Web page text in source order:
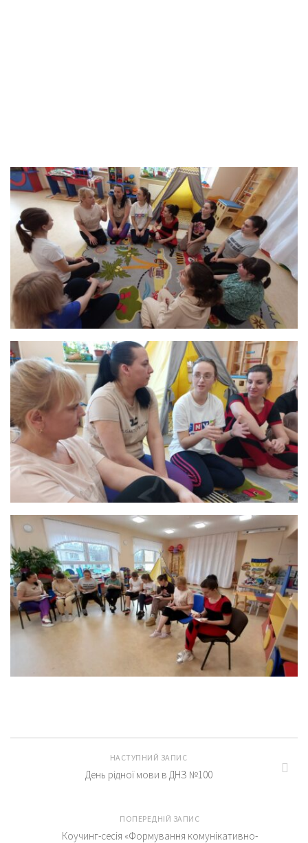
НАСТУПНИЙ ЗАПИС
День рідної мови в ДНЗ №100
ПОПЕРЕДНІЙ ЗАПИС
Коучинг-сесія «Формування комунікативно-